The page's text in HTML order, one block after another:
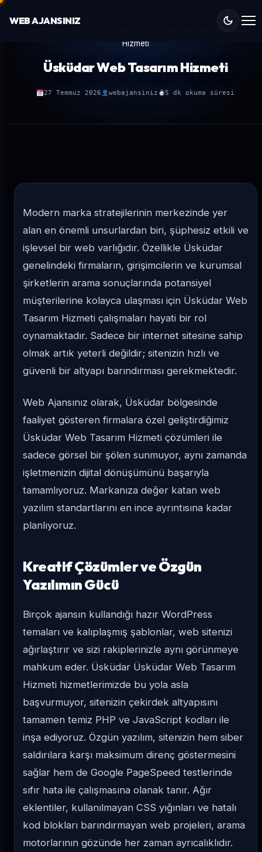
WEBAJANSINIZ
Üsküdar Web Tasarım
Hizmeti
Üsküdar Web Tasarım Hizmeti
27 Temmuz 2026 webajansiniz 5 dk okuma süresi
Modern marka stratejilerinin merkezinde yer
alan en önemli unsurlardan biri, şüphesiz etkili ve
işlevsel bir web varlığıdır. Özellikle Üsküdar
genelindeki firmaların, girişimcilerin ve kurumsal
şirketlerin arama sonuçlarında potansiyel
müşterilerine kolayca ulaşması için Üsküdar Web
Tasarım Hizmeti çalışmaları hayati bir rol
oynamaktadır. Sadece bir internet sitesine sahip
olmak artık yeterli değildir; sitenizin hızlı ve
güvenli bir altyapı barındırması gerekmektedir.
Web Ajansınız olarak, Üsküdar bölgesinde
faaliyet gösteren firmalara özel geliştirdiğimiz
Üsküdar Web Tasarım Hizmeti çözümleri ile
sadece görsel bir şölen sunmuyor, aynı zamanda
işletmenizin dijital dönüşümünü başarıyla
tamamlıyoruz. Markanıza değer katan web
yazılım standartlarını en ince ayrıntısına kadar
planlıyoruz.
Kreatif Çözümler ve Özgün
Yazılımın Gücü
Birçok ajansın kullandığı hazır WordPress
temaları ve kalıplaşmış şablonlar, web sitenizi
ağırlaştırır ve sizi rakiplerinizle aynı görünmeye
mahkum eder. Üsküdar Üsküdar Web Tasarım
Hizmeti hizmetlerimizde bu yola asla
başvurmuyor, sitenizin çekirdek altyapısını
tamamen temiz PHP ve JavaScript kodları ile
inşa ediyoruz. Özgün yazılım, sitenizin hem siber
saldırılara karşı maksimum direnç göstermesini
sağlar hem de Google PageSpeed testlerinde
sıfır hata ile çalışmasına olanak tanır. Ağır
eklentiler, kullanılmayan CSS yığınları ve hatalı
kod blokları barındırmayan web projeleri, arama
motorlarının gözünde her zaman ayrıcalıklıdır.